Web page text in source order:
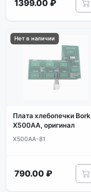
1399.00 ₽
Нет в наличии
Плата хлебопечки Bork
X500AA, оригинал
X500AA-81
790.00 ₽